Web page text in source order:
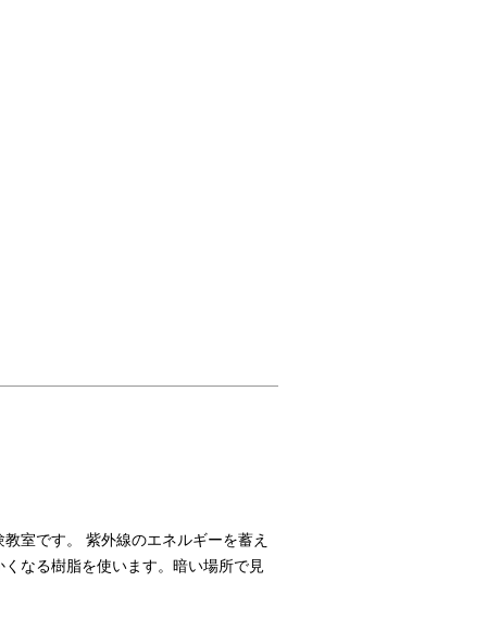
室です。 紫外線のエネルギーを蓄え
なる樹脂を使います。暗い場所で見